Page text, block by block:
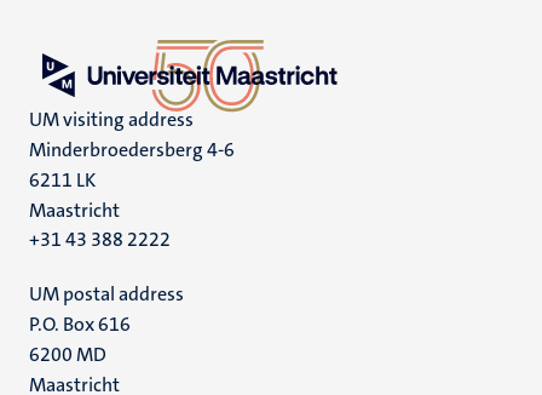
UM visiting address
Minderbroedersberg 4-6
6211 LK
Maastricht
+31 43 388 2222
UM postal address
P.O. Box 616
6200 MD
Maastricht